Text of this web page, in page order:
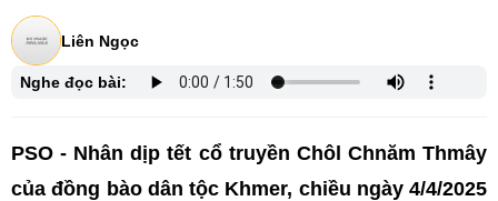
Liên Ngọc
Nghe đọc bài:
PSO - Nhân dịp tết cổ truyền Chôl Chnăm Thmây
của đồng bào dân tộc Khmer, chiều ngày 4/4/2025